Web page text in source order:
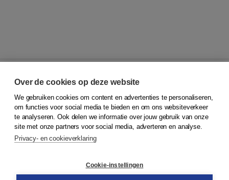
© 2026Koninklijke Boom uitgevers
Klantenservice
Service & informatie
Contact
Over de cookies op deze website
We gebruiken cookies om content en advertenties te personaliseren,
om functies voor social media te bieden en om ons websiteverkeer
te analyseren. Ook delen we informatie over jouw gebruik van onze
site met onze partners voor social media, adverteren en analyse.
Privacy- en cookieverklaring
Cookie-instellingen